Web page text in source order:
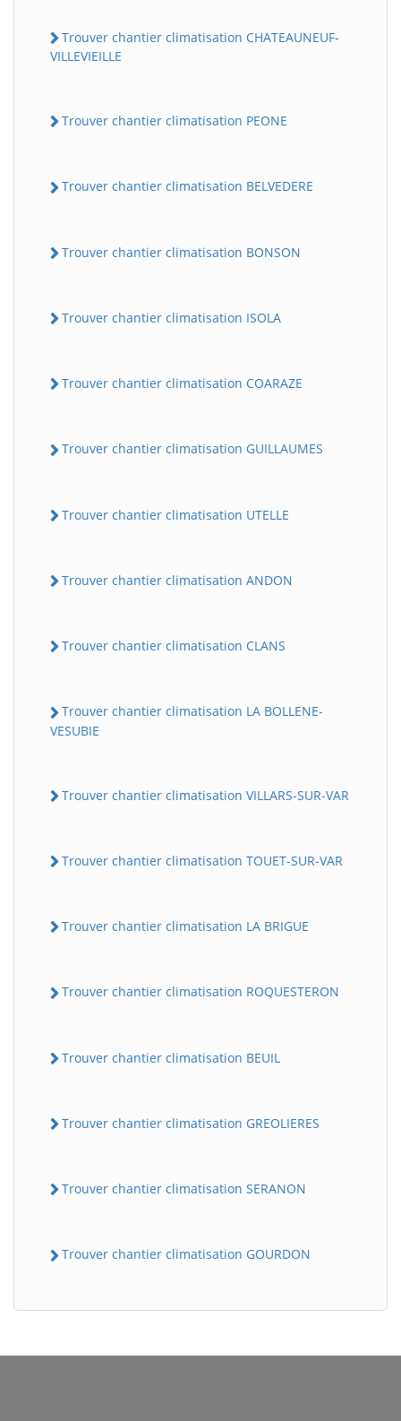
Trouver chantier climatisation CHATEAUNEUF-
VILLEVIEILLE
Trouver chantier climatisation PEONE
Trouver chantier climatisation BELVEDERE
Trouver chantier climatisation BONSON
Trouver chantier climatisation ISOLA
Trouver chantier climatisation COARAZE
Trouver chantier climatisation GUILLAUMES
Trouver chantier climatisation UTELLE
Trouver chantier climatisation ANDON
Trouver chantier climatisation CLANS
Trouver chantier climatisation LA BOLLENE-
VESUBIE
Trouver chantier climatisation VILLARS-SUR-VAR
Trouver chantier climatisation TOUET-SUR-VAR
Trouver chantier climatisation LA BRIGUE
Trouver chantier climatisation ROQUESTERON
Trouver chantier climatisation BEUIL
Trouver chantier climatisation GREOLIERES
Trouver chantier climatisation SERANON
Trouver chantier climatisation GOURDON
Assistant en ligne